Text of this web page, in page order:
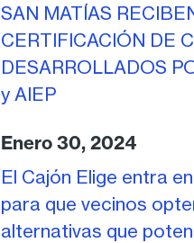
SAN MATÍAS
CERTIFICACIÓN DE
DESARROLLADOS
y AIEP
Enero 30, 2024
El Cajón Elige entra
para que vecinos
alternativas que